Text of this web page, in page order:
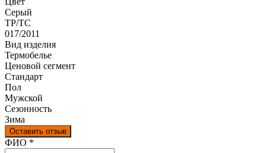
Серый
ТР/ТС
017/2011
Вид изделия
Термобелье
Ценовой сегмент
Стандарт
Пол
Мужской
Сезонность
Зима
Оставить отзыв
Ваш отзыв был отправлен!
ФИО *